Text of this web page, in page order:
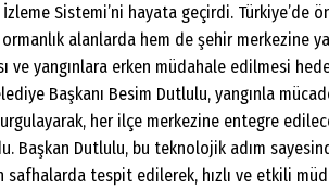
İzleme Sistemi’ni hayata geçirdi. Türkiye’de
alanlarda hem de şehir merkezine
ve yangınlara erken müdahale edilmesi
Başkanı Besim Dutlulu, yangınla
her ilçe merkezine entegre
Başkan Dutlulu, bu teknolojik adım
tespit edilerek, hızlı ve etkili